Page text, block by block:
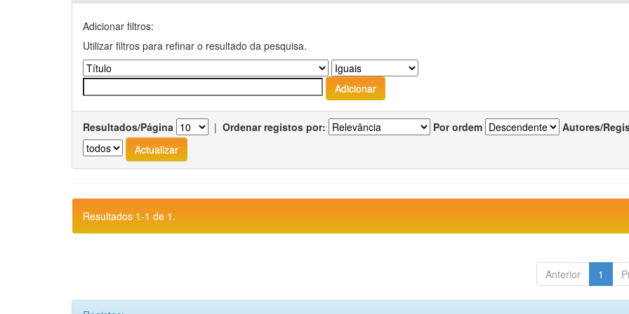
Adicionar filtros:
Utilizar filtros para refinar o resultado da pesquisa.
Resultados/Página | Ordenar registos por: Por ordem Autores/
Resultados 1-1 de 1.
Anterior 1